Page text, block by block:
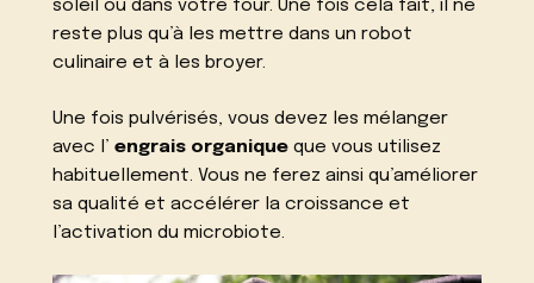
soleil ou dans votre four. Une fois cela fait, il ne
reste plus qu’à les mettre dans un robot
culinaire et à les broyer.
Une fois pulvérisés, vous devez les mélanger
avec l’engrais organique que vous utilisez
habituellement. Vous ne ferez ainsi qu’améliorer
sa qualité et accélérer la croissance et
l’activation du microbiote.